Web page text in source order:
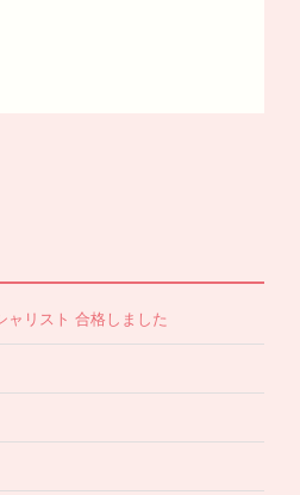
ャリスト 合格しました